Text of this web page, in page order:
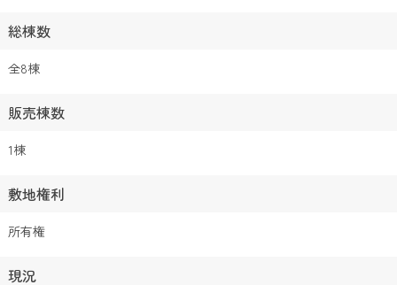
総棟数
全8棟
販売棟数
1棟
敷地権利
所有権
現況